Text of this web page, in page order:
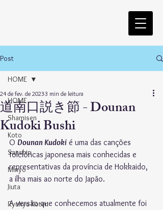
Post
HOME
Shamisen
Koto
Sanshin
Minyo
Jiuta
Ryukyu Koten
HOME
道南口説き節 - Dounan
Kudoki Bushi
24 de fev. de 20233 min de leitura
O Dounan Kudoki é uma das canções
folclóricas japonesa mais conhecidas e
representativas da província de Hokkaido,
a ilha mais ao norte do Japão.
A versão que conhecemos atualmente foi